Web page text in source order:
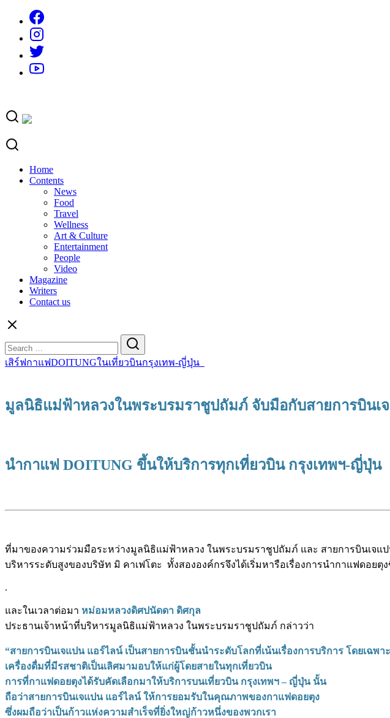
content
Home
Contents
News
Food
Travel
Wellness
Art & Culture
Entertainment
People
Video
Magazine
Writers
Contact us
for:
เสิร์ฟกาแฟDOITUNGในเที่ยวบินกรุงเทพ-ญี่ปุ่น
มูลนิธิแม่ฟ้าหลวงในพระบรมราชูปถัมภ์ จับมือกับสายการบินเ
นำกาแฟ DOITUNG ขึ้นให้บริการทุกเที่ยวบิน กรุงเทพฯ-ญี่ปุ่น
ที่มาของความร่วมมือระหว่างมูลนิธิแม่ฟ้าหลวง ในพระบรมราชูปถัมภ์ และ สายการบินเจ
บริหารระดับสูงของบริษัท มิ คาเฟโตะ ทั้งสององค์กรจึงได้เริ่มหารือเรื่องการนำกาแฟดอย
.
และในเวลาต่อมา หม่อมหลวงดิศปนัดดา ดิศกุล
ประธานเจ้าหน้าที่บริหารมูลนิธิแม่ฟ้าหลวง ในพระบรมราชูปถัมภ์ กล่าวว่า
“สายการบินเจแปน แอร์ไลน์ เป็นสายการบินชั้นนำระดับโลกที่เน้นเรื่องการบริการ โดยเฉพา
เครื่องดื่มที่มีรสชาติเป็นเลิศมามอบให้แก่ผู้โดยสายในทุกเที่ยวบิน
การที่กาแฟดอยตุงได้รับคัดเลือกมาให้บริการบนเที่ยวบิน กรุงเทพฯ – ญี่ปุ่น นั้น
ถือว่าสายการบินเจแปน แอร์ไลน์ ให้การยอมรับในคุณภาพของกาแฟดอยตุง
ซึ่งผมถือว่าเป็นก้าวแห่งความสำเร็จที่ยิ่งใหญ่ก้าวหนึ่งของพวกเรา